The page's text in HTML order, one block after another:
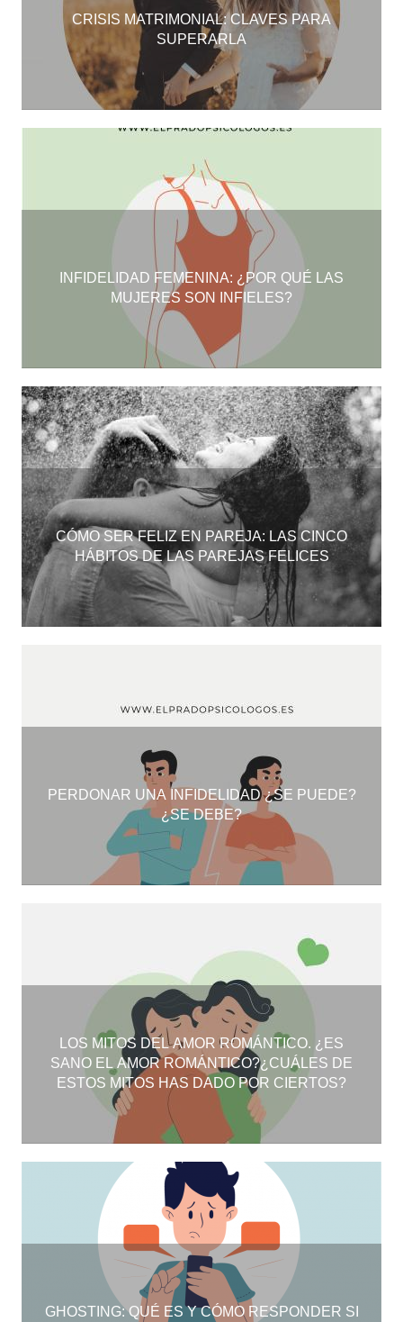
CRISIS MATRIMONIAL: CLAVES PARA
SUPERARLA
INFIDELIDAD FEMENINA: ¿POR QUÉ LAS
MUJERES SON INFIELES?
CÓMO SER FELIZ EN PAREJA: LAS CINCO
HÁBITOS DE LAS PAREJAS FELICES
PERDONAR UNA INFIDELIDAD ¿SE PUEDE?
¿SE DEBE?
LOS MITOS DEL AMOR ROMÁNTICO. ¿ES
SANO EL AMOR ROMÁNTICO?¿CUÁLES DE
ESTOS MITOS HAS DADO POR CIERTOS?
GHOSTING: QUÉ ES Y CÓMO RESPONDER SI